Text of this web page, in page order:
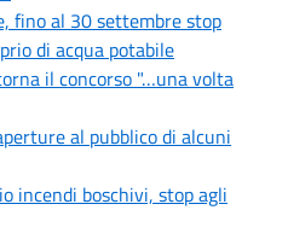
fino al 30 settembre stop
di acqua potabile
il concorso "…una volta
al pubblico di alcuni
incendi boschivi, stop agli